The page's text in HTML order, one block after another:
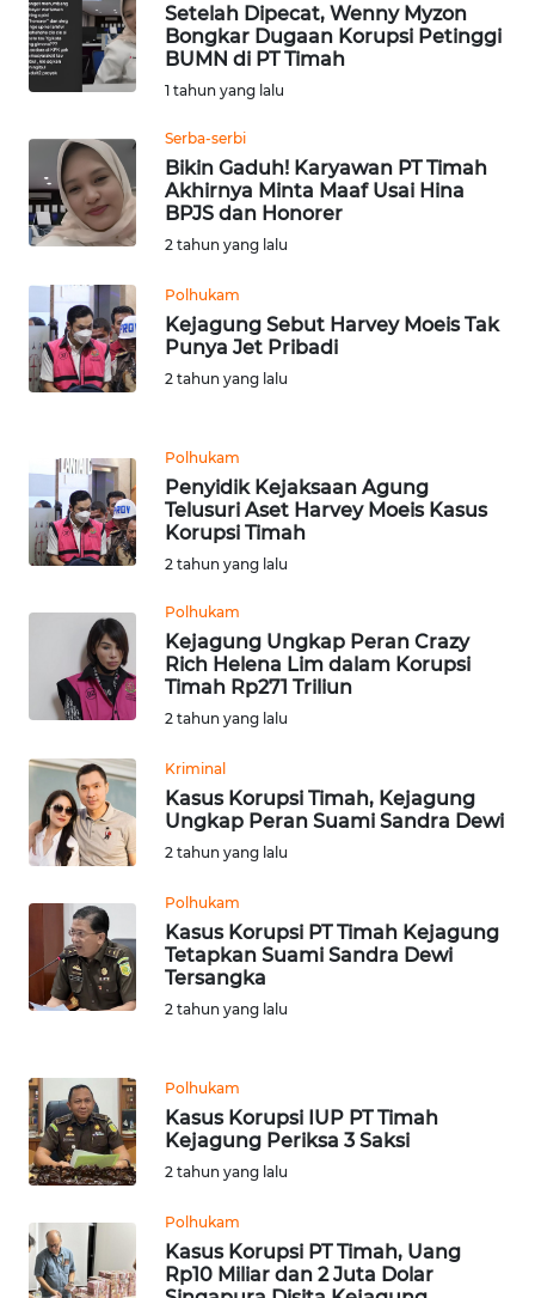
Setelah Dipecat, Wenny Myzon
Bongkar Dugaan Korupsi Petinggi
BUMN di PT Timah
1 tahun yang lalu
Serba-serbi
Bikin Gaduh! Karyawan PT Timah
Akhirnya Minta Maaf Usai Hina
BPJS dan Honorer
2 tahun yang lalu
Polhukam
Kejagung Sebut Harvey Moeis Tak
Punya Jet Pribadi
2 tahun yang lalu
Polhukam
Penyidik Kejaksaan Agung
Telusuri Aset Harvey Moeis Kasus
Korupsi Timah
2 tahun yang lalu
Polhukam
Kejagung Ungkap Peran Crazy
Rich Helena Lim dalam Korupsi
Timah Rp271 Triliun
2 tahun yang lalu
Kriminal
Kasus Korupsi Timah, Kejagung
Ungkap Peran Suami Sandra Dewi
2 tahun yang lalu
Polhukam
Kasus Korupsi PT Timah Kejagung
Tetapkan Suami Sandra Dewi
Tersangka
2 tahun yang lalu
Polhukam
Kasus Korupsi IUP PT Timah
Kejagung Periksa 3 Saksi
2 tahun yang lalu
Polhukam
Kasus Korupsi PT Timah, Uang
Rp10 Miliar dan 2 Juta Dolar
TENTANG
KAMI
SIBER
REDAKSI
KARIR
DISCLAIMER
Regional
WN
SUMUT
JAKARTA
WN
JABAR
WN
BANTEN
WN
WN
KEPRI
WN
PAPUA
BARAT
WN
RIAU